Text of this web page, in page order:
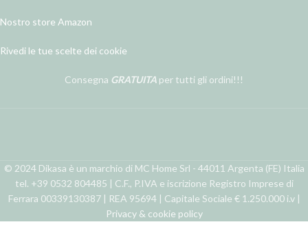
Nostro store Amazon
Rivedi le tue scelte dei cookie
Consegna GRATUITA per tutti gli ordini!!!
© 2024 Dikasa è un marchio di MC Home Srl - 44011 Argenta (FE) Italia
tel. +39 0532 804485 | C.F., P.IVA e iscrizione Registro Imprese di
Ferrara 00339130387 | REA 95694 | Capitale Sociale € 1.250.000 i.v |
Privacy & cookie policy